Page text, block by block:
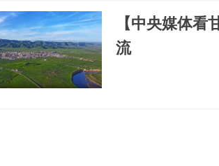
【中央媒体
流